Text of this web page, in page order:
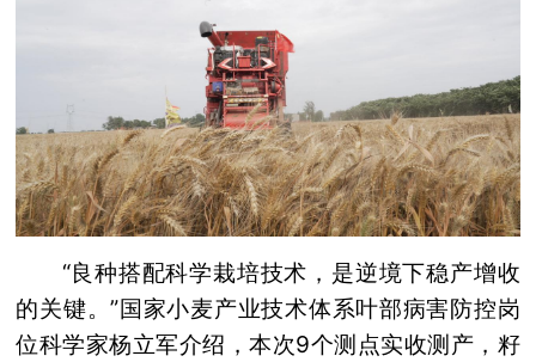
“良种搭配科学栽培技术，是逆境下稳产增收
的关键。”国家小麦产业技术体系叶部病害防控岗
位科学家杨立军介绍，本次9个测点实收测产，籽